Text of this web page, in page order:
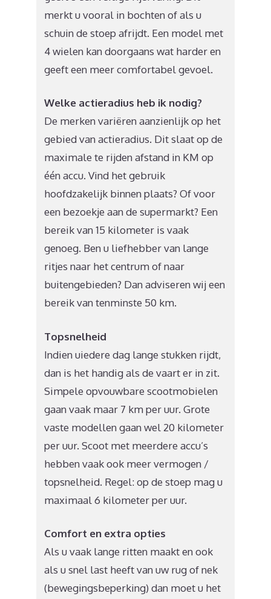
merkt u vooral in bochten of als u
schuin de stoep afrijdt. Een model met
4 wielen kan doorgaans wat harder en
geeft een meer comfortabel gevoel.
Welke actieradius heb ik nodig?
De merken variëren aanzienlijk op het
gebied van actieradius. Dit slaat op de
maximale te rijden afstand in KM op
één accu. Vind het gebruik
hoofdzakelijk binnen plaats? Of voor
een bezoekje aan de supermarkt? Een
bereik van 15 kilometer is vaak
genoeg. Ben u liefhebber van lange
ritjes naar het centrum of naar
buitengebieden? Dan adviseren wij een
bereik van tenminste 50 km.
Topsnelheid
Indien uiedere dag lange stukken rijdt,
dan is het handig als de vaart er in zit.
Simpele opvouwbare scootmobielen
gaan vaak maar 7 km per uur. Grote
vaste modellen gaan wel 20 kilometer
per uur. Scoot met meerdere accu’s
hebben vaak ook meer vermogen /
topsnelheid. Regel: op de stoep mag u
maximaal 6 kilometer per uur.
Comfort en extra opties
Als u vaak lange ritten maakt en ook
als u snel last heeft van uw rug of nek
(bewegingsbeperking) dan moet u het